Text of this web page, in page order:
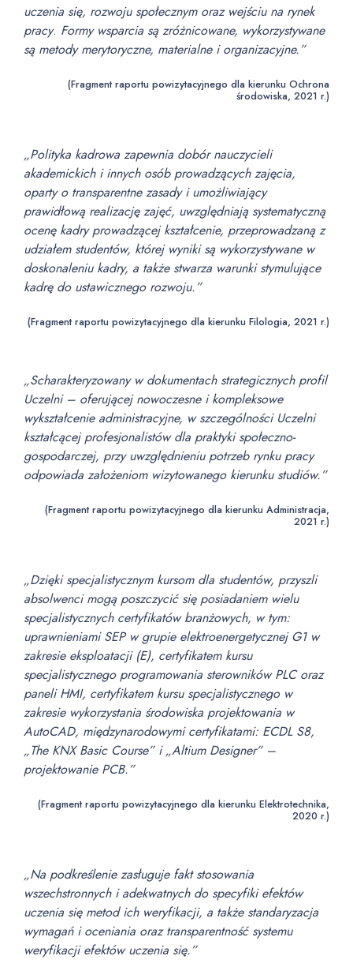
uczenia się, rozwoju społecznym oraz wejściu na rynek
pracy. Formy wsparcia są zróżnicowane, wykorzystywane
są metody merytoryczne, materialne i organizacyjne.”
(Fragment raportu powizytacyjnego dla kierunku Ochrona
środowiska, 2021 r.)
„Polityka kadrowa zapewnia dobór nauczycieli
akademickich i innych osób prowadzących zajęcia,
oparty o transparentne zasady i umożliwiający
prawidłową realizację zajęć, uwzględniają systematyczną
ocenę kadry prowadzącej kształcenie, przeprowadzaną z
udziałem studentów, której wyniki są wykorzystywane w
doskonaleniu kadry, a także stwarza warunki stymulujące
kadrę do ustawicznego rozwoju.”
(Fragment raportu powizytacyjnego dla kierunku Filologia, 2021 r.)
„Scharakteryzowany w dokumentach strategicznych profil
Uczelni – oferującej nowoczesne i kompleksowe
wykształcenie administracyjne, w szczególności Uczelni
kształcącej profesjonalistówdla praktyki społeczno-
gospodarczej, przy uwzględnieniu potrzeb rynku pracy
odpowiada założeniom wizytowanego kierunku studiów.”
(Fragment raportu powizytacyjnego dla kierunku Administracja,
2021 r.)
„Dzięki specjalistycznym kursom dla studentów, przyszli
absolwenci mogą poszczycić się posiadaniem wielu
specjalistycznych certyfikatów branżowych, w tym:
uprawnieniami SEP w grupie elektroenergetycznej G1 w
zakresie eksploatacji (E), certyfikatem kursu
specjalistycznego programowania sterowników PLC oraz
paneli HMI, certyfikatem kursu specjalistycznego w
zakresie wykorzystania środowiska projektowania w
AutoCAD, międzynarodowymi certyfikatami: ECDL S8,
„The KNX Basic Course” i „Altium Designer” –
projektowanie PCB.”
(Fragment raportu powizytacyjnego dla kierunku Elektrotechnika,
2020 r.)
„Na podkreślenie zasługuje fakt stosowania
wszechstronnych i adekwatnych do specyfiki efektów
uczenia się metod ich weryfikacji, a także standaryzacja
wymagań i oceniania oraz transparentność systemu
weryfikacji efektów uczenia się.”